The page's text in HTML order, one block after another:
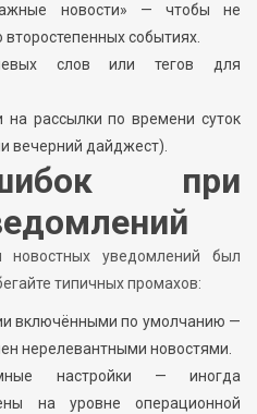
новости» — чтобы не
событиях.
слов или тегов для
на рассылки по времени суток
вечерний дайджест).
при
новостных уведомлений был
типичных промахов:
включёнными по умолчанию —
нерелевантными новостями.
настройки — иногда
на уровне операционной